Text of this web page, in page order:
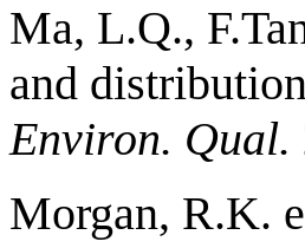
Ma, L.Q.,
and
Environ. Qual.
Morgan, R.K.